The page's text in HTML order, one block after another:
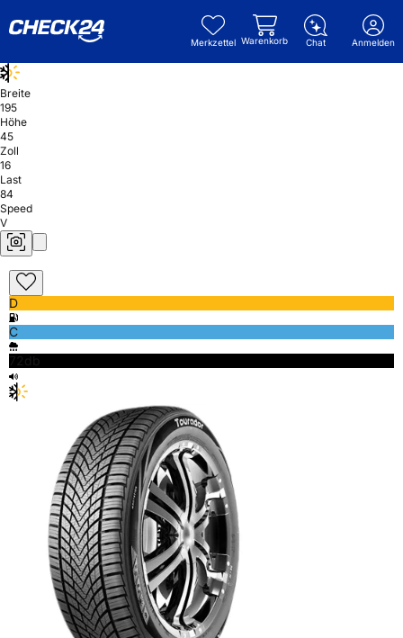
Merkzettel Warenkorb Chat Anmelden
Breite
195
Höhe
45
Zoll
16
Last
84
Speed
V
D
C
72db